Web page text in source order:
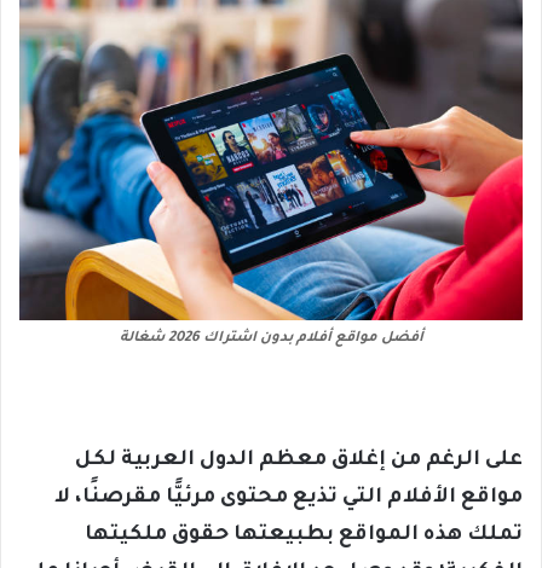
أفضل مواقع أفلام بدون اشتراك 2026 شغالة
على الرغم من إغلاق معظم الدول العربية لكل
مواقع الأفلام التي تذيع محتوى مرئيًّا مقرصنًا، لا
تملك هذه المواقع بطبيعتها حقوق ملكيتها